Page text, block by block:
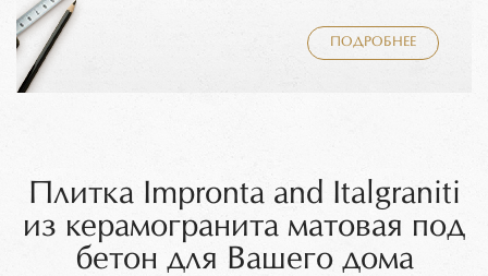
ПОДРОБНЕЕ
Плитка Impronta and Italgraniti
из керамогранита матовая под
бетон для Вашего дома